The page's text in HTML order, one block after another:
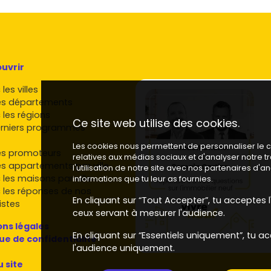
parc de Moine) ou familiaux (Puy-Saint-Bonnet)
et en Pays de la Loire
des
du primo-accédant au standing, souvent proches
contemporaines, attention portée à
: gamme allant de l'accessible au haut de
en main.
(stationnement, local vélo, domotique), la
villes
départements
régions
programmes
promoteurs
appartements par ville
les maisons par ville
réponses de nos
légales
de confidentialité
site
Ce site web utilise des cookies.
Les cookies nous permettent de personnaliser le
relatives aux médias sociaux et d'analyser notre
l'utilisation de notre site avec nos partenaires
informations que tu leur as fournies.
En cliquant sur “Tout Accepter”, tu
ceux servant à mesurer l'audience.
En cliquant sur “Essentiels uniquement”, tu
l'audience uniquement.